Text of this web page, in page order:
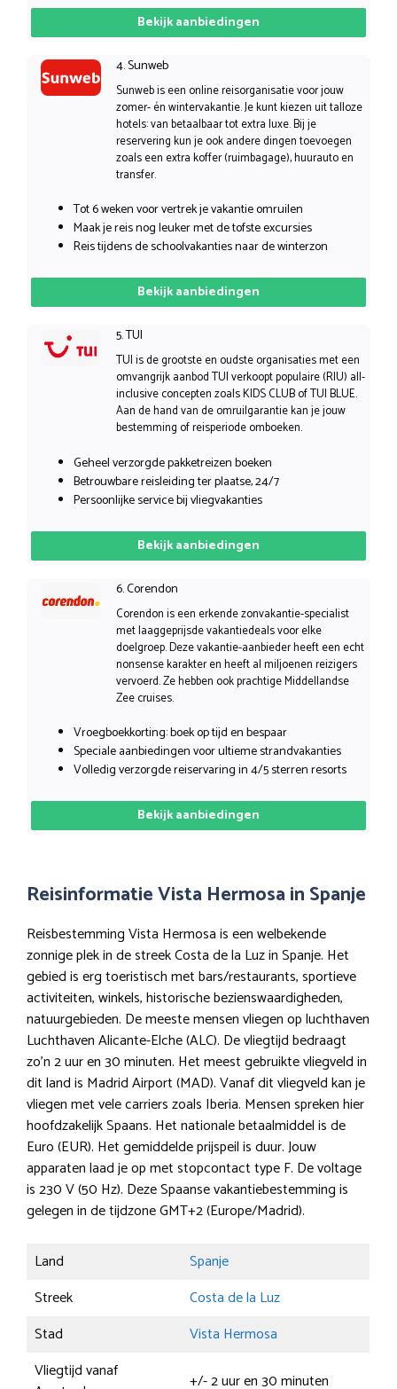
Bekijk aanbiedingen
4. Sunweb
Sunweb is een online reisorganisatie voor jouw
zomer- én wintervakantie. Je kunt kiezen uit talloze
hotels: van betaalbaar tot extra luxe. Bij je
reservering kun je ook andere dingen toevoegen
zoals een extra koffer (ruimbagage), huurauto en
transfer.
Tot 6 weken voor vertrek je vakantie omruilen
Maak je reis nog leuker met de tofste excursies
Reis tijdens de schoolvakanties naar de winterzon
Bekijk aanbiedingen
5. TUI
TUI is de grootste en oudste organisaties met een
omvangrijk aanbod TUI verkoopt populaire (RIU) all-
inclusive concepten zoals KIDS CLUB of TUI BLUE.
Aan de hand van de omruilgarantie kan je jouw
bestemming of reisperiode omboeken.
Geheel verzorgde pakketreizen boeken
Betrouwbare reisleiding ter plaatse, 24/7
Persoonlijke service bij vliegvakanties
Bekijk aanbiedingen
6. Corendon
Corendon is een erkende zonvakantie-specialist
met laaggeprijsde vakantiedeals voor elke
doelgroep. Deze vakantie-aanbieder heeft een echt
nonsense karakter en heeft al miljoenen reizigers
vervoerd. Ze hebben ook prachtige Middellandse
Zee cruises.
Vroegboekkorting: boek op tijd en bespaar
Speciale aanbiedingen voor ultieme strandvakanties
Volledig verzorgde reiservaring in 4/5 sterren resorts
Bekijk aanbiedingen
Reisinformatie Vista Hermosa in Spanje
Reisbestemming Vista Hermosa is een welbekende
zonnige plek in de streek Costa de la Luz in Spanje. Het
gebied is erg toeristisch met bars/restaurants, sportieve
activiteiten, winkels, historische bezienswaardigheden,
natuurgebieden. De meeste mensen vliegen op luchthaven
Luchthaven Alicante-Elche (ALC). De vliegtijd bedraagt
zo’n 2 uur en 30 minuten. Het meest gebruikte vliegveld in
dit land is Madrid Airport (MAD). Vanaf dit vliegveld kan je
vliegen met vele carriers zoals Iberia. Mensen spreken hier
hoofdzakelijk Spaans. Het nationale betaalmiddel is de
Euro (EUR). Het gemiddelde prijspeil is duur. Jouw
apparaten laad je op met stopcontact type F. De voltage
is 230 V (50 Hz). Deze Spaanse vakantiebestemming is
gelegen in de tijdzone GMT+2 (Europe/Madrid).
Land
Spanje
Streek
Costa de la Luz
Stad
Vista Hermosa
Vliegtijd vanaf
+/- 2 uur en 30 minuten